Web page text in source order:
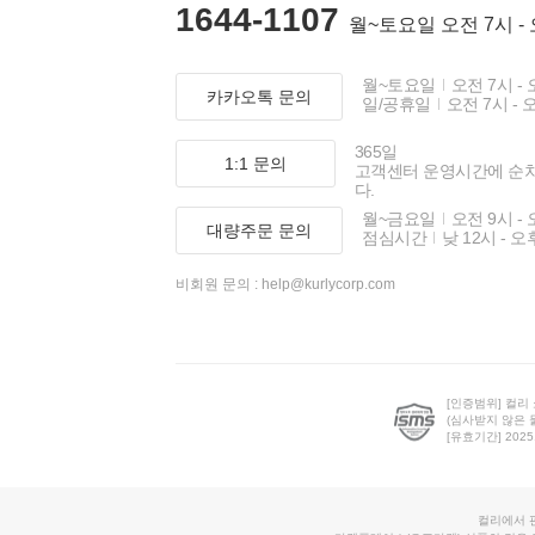
1644-1107 월~토요일 오전 7시 -
카카오톡 문의
월~토요일
오전 7시 -
일/공휴일
오전 7시 -
1:1 문의
365일
고객센터 운영시간에 순
다.
대량주문 문의
월~금요일
오전 9시 -
점심시간
낮 12시 - 오
비회원 문의 : help@kurlycorp.com
[인증범위] 컬리
(심사받지 않은
[유효기간]
컬리에서